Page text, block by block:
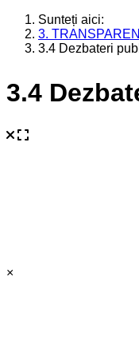
Sunteți aici:
3.
3.4 Dezbateri
3.4
×